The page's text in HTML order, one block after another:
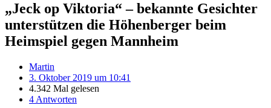
„Jeck op Viktoria“ – bekannte Gesichter
unterstützen die Höhenberger beim
Heimspiel gegen Mannheim
Martin
3. Oktober 2019 um 10:41
4.342 Mal gelesen
4 Antworten